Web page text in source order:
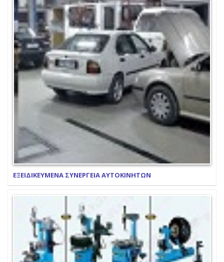
ΕΞΕΙΔΙΚΕΥΜΕΝΑ ΣΥΝΕΡΓΕΙΑ ΑΥΤΟΚΙΝΗΤΩΝ